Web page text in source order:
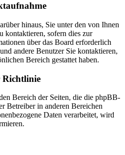
hinaus, Sie unter den von Ihnen
kontaktieren, sofern dies zur
über das Board erforderlich
andere Benutzer Sie kontaktieren,
Bereich gestattet haben.
Richtlinie
Bereich der Seiten, die die phpBB-
Betreiber in anderen Bereichen
Daten verarbeitet, wird